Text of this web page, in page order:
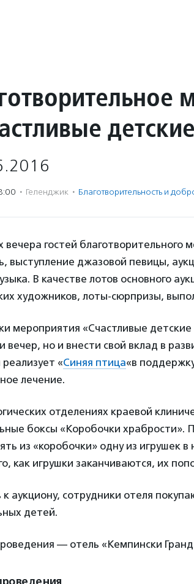
· Геленджик · Благотвори­тель­ность и
вечера гостей
выступление джазовой певицы,
В качестве лотов основного
художников, лоты-сюрпризы,
мероприятия «Счастливые
вечер, но и внести свой вклад в
«Синяя птица«в
лечение.
отделениях краевой
боксы «Коробочки
из «коробочки» одну из игрушек
как игрушки заканчиваются, их
к аукциону, сотрудники отеля
детей.
— отель «Кемпински